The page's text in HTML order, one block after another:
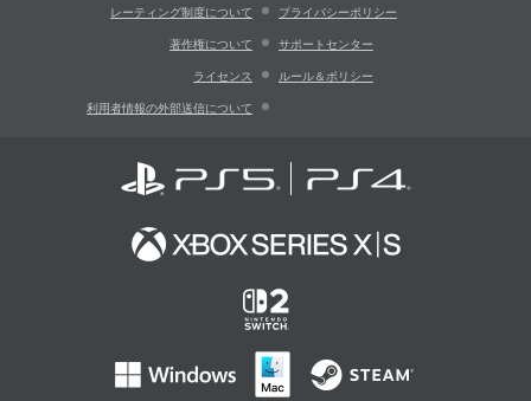
レーティング制度について プライバシーポリシー
著作権について サポートセンター
ライセンス ルール＆ポリシー
利用者情報の外部送信について